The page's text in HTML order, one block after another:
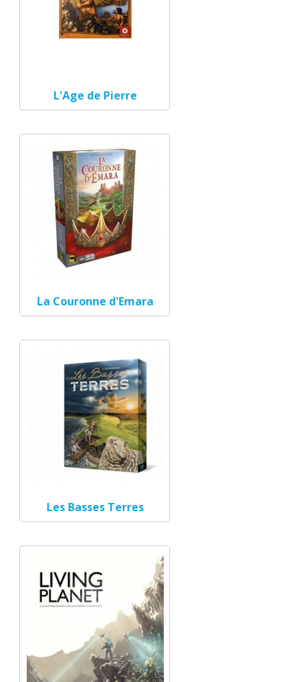
L'Age de Pierre
La Couronne d'Emara
Les Basses Terres